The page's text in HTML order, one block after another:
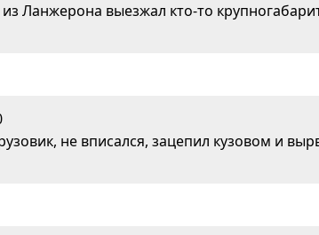
Ланжерона выезжал кто-то
не вписался, зацепил кузовом и